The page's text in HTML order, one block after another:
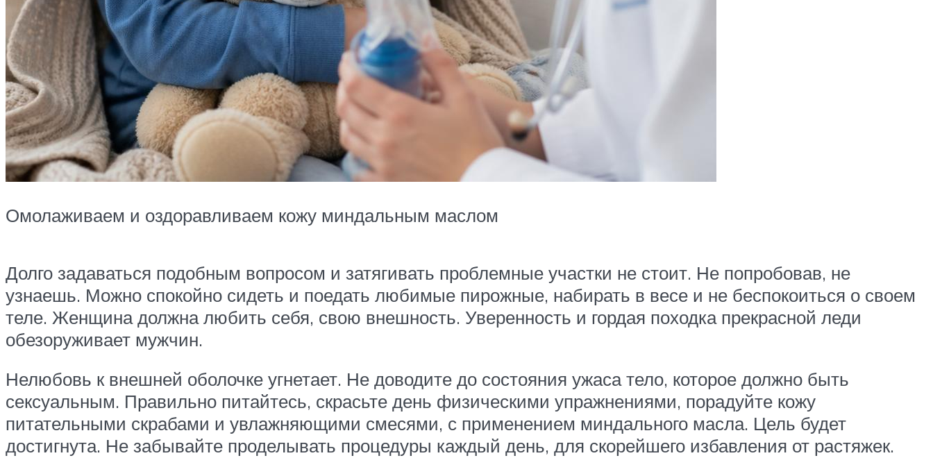
Омолаживаем и оздоравливаем кожу миндальным маслом
Долго задаваться подобным вопросом и затягивать проблемные участки не стоит. Не попробовав, не
узнаешь. Можно спокойно сидеть и поедать любимые пирожные, набирать в весе и не беспокоиться о своем
теле. Женщина должна любить себя, свою внешность. Уверенность и гордая походка прекрасной леди
обезоруживает мужчин.
Нелюбовь к внешней оболочке угнетает. Не доводите до состояния ужаса тело, которое должно быть
сексуальным. Правильно питайтесь, скрасьте день физическими упражнениями, порадуйте кожу
питательными скрабами и увлажняющими смесями, с применением миндального масла. Цель будет
достигнута. Не забывайте проделывать процедуры каждый день, для скорейшего избавления от растяжек.